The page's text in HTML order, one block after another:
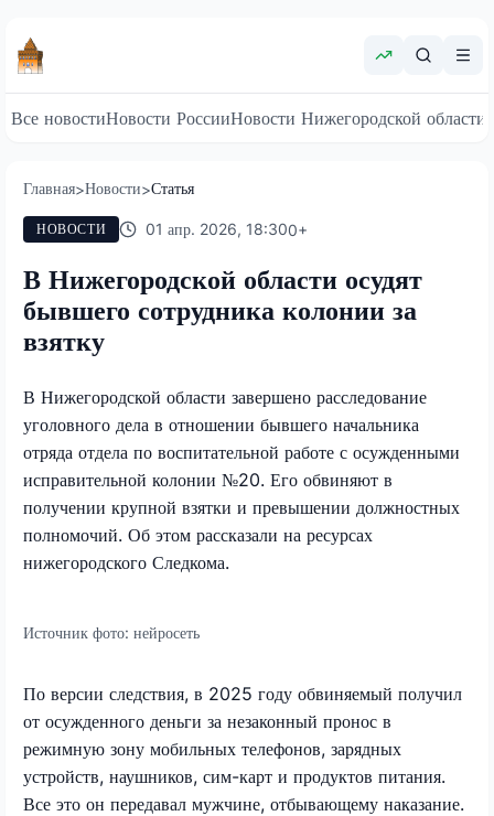
Все новостиНовости РоссииНовости Нижегородской области
Главная>Новости>Статья
НОВОСТИ 01 апр. 2026, 18:300+
В Нижегородской области осудят
бывшего сотрудника колонии за
взятку
В Нижегородской области завершено расследование
уголовного дела в отношении бывшего начальника
отряда отдела по воспитательной работе с осужденными
исправительной колонии №20. Его обвиняют в
получении крупной взятки и превышении должностных
полномочий. Об этом рассказали на ресурсах
нижегородского Следкома.
Источник фото: нейросеть
По версии следствия, в 2025 году обвиняемый получил
от осужденного деньги за незаконный пронос в
режимную зону мобильных телефонов, зарядных
устройств, наушников, сим-карт и продуктов питания.
Все это он передавал мужчине, отбывающему наказание.